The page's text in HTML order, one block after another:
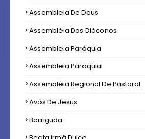
Assembleia De Deus
Assembléia Dos Diáconos
Assembleia Paróquia
Assembleia Paroquial
Assembléia Regional De Pastoral
Avós De Jesus
Barriguda